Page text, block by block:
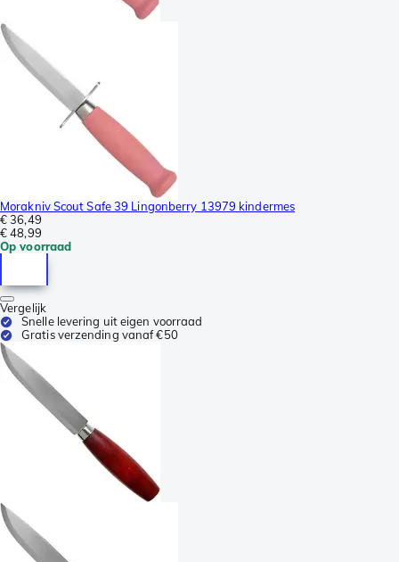
Morakniv Scout Safe 39 Lingonberry 13979 kindermes
€ 36,49
€ 48,99
Op voorraad
Vergelijk
Snelle levering uit eigen voorraad
Gratis verzending vanaf €50